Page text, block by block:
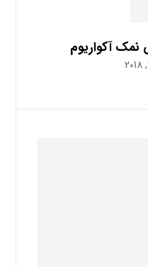
آکواریوم